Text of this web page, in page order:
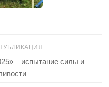
– испытание силы и